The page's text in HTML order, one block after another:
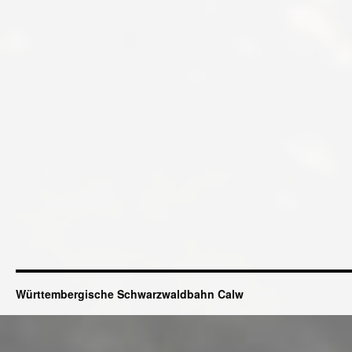
Württembergische Schwarzwaldbahn Calw